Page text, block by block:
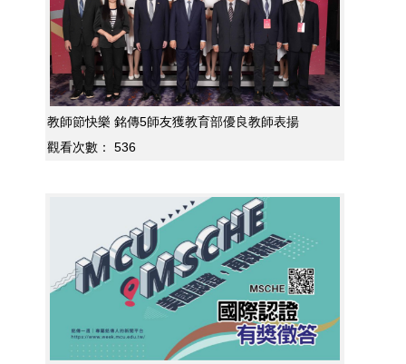
教師節快樂 銘傳5師友獲教育部優良教師表揚
觀看次數：
536